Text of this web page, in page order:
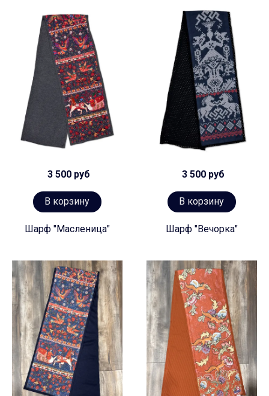
3 500 руб
В корзину
Шарф "Масленица"
3 500 руб
В корзину
Шарф "Вечорка"